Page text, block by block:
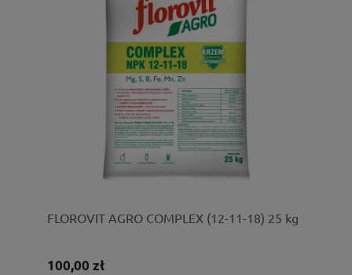
FLOROVIT AGRO COMPLEX (12-11-18) 25 kg
100,00 zł